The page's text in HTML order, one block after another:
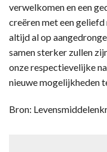
verwelkomen en een
creëren met een
altijd al op
samen sterker zullen
onze respectievelijke
nieuwe mogelijkheden
Bron: